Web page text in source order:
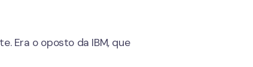
Era o oposto da IBM, que